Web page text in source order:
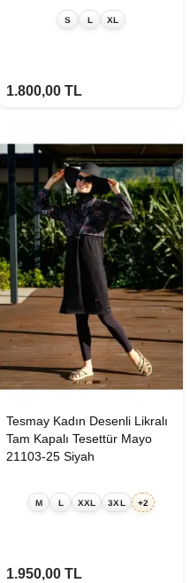
S L XL
1.800,00 TL
Tesmay Kadın Desenli Likralı
Tam Kapalı Tesettür Mayo
21103-25 Siyah
M L XXL 3XL +2
1.950,00 TL